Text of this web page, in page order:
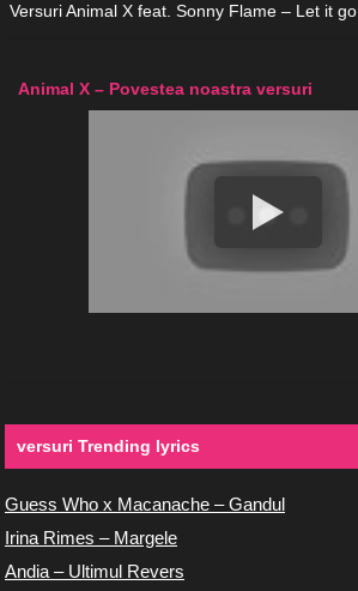
Versuri Animal X feat. Sonny Flame – Let it
Animal X – Povestea noastra versuri
versuri Trending lyrics
Guess Who x Macanache – Gandul
Irina Rimes – Margele
Andia – Ultimul Revers